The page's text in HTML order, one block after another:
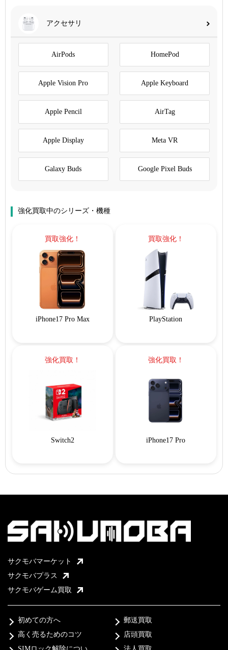
アクセサリ
AirPods HomePod
Apple Vision Pro Apple Keyboard
Apple Pencil AirTag
Apple Display Meta VR
Galaxy Buds Google Pixel Buds
強化買取中のシリーズ・機種
買取強化！
iPhone17 Pro Max
買取強化！
PlayStation
強化買取！
Switch2
強化買取！
iPhone17 Pro
サクモバマーケット
サクモバプラス
サクモバゲーム買取
初めての方へ
高く売るためのコツ
郵送買取
店頭買取